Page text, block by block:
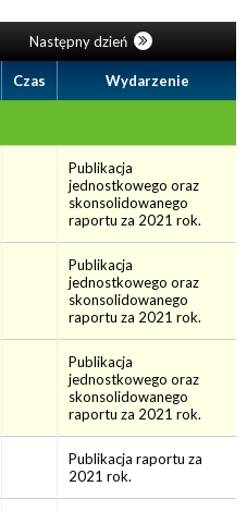
Następny dzień
Czas Wydarzenie
Publikacja
jednostkowego oraz
skonsolidowanego
raportu za 2021 rok.
Publikacja
jednostkowego oraz
skonsolidowanego
raportu za 2021 rok.
Publikacja
jednostkowego oraz
skonsolidowanego
raportu za 2021 rok.
Publikacja raportu za
2021 rok.